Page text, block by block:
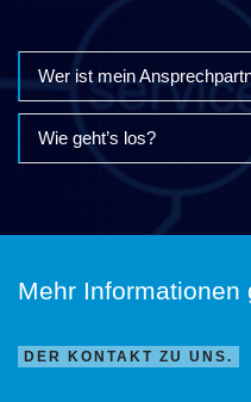
Wer ist mein
Wie geht’s los?
Mehr Informationen
DER KONTAKT ZU UNS.